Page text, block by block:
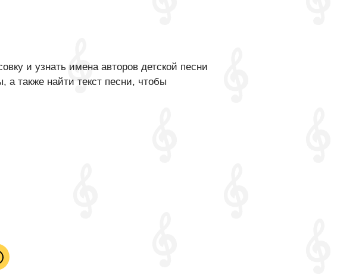
и узнать имена авторов детской песни
также найти текст песни, чтобы